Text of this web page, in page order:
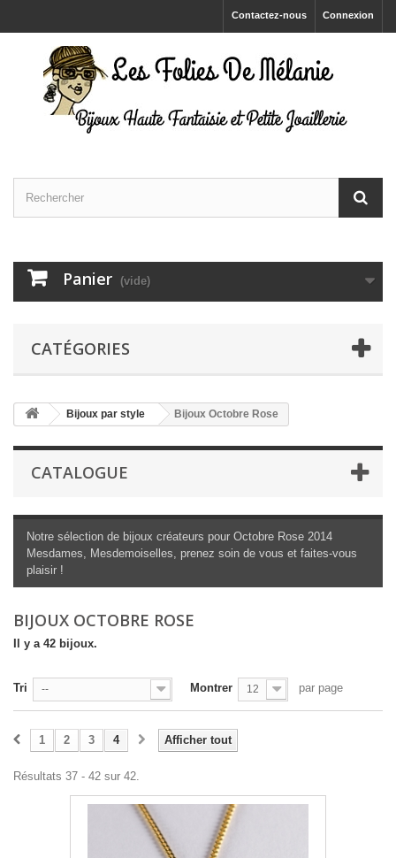
Connexion
Contactez-nous
Panier (vide)
CATÉGORIES
Bijoux par style Bijoux Octobre Rose
CATALOGUE
Notre sélection de bijoux créateurs pour Octobre Rose 2014
Mesdames, Mesdemoiselles, prenez soin de vous et faites-vous
plaisir !
BIJOUX OCTOBRE ROSE
Il y a 42 bijoux.
Tri -- Montrer 12 par page
Afficher tout
1 2 3 4
Résultats 37 - 42 sur 42.